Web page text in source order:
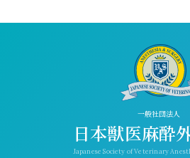
一般社団法人
日本獣医麻酔
Japanese Society of Veterinary